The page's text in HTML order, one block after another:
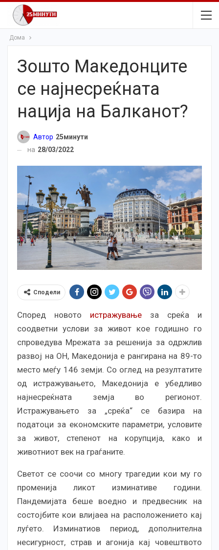
Дома
Зошто Македонците
се најнесреќната
нација на Балканот?
Автор 25минути
на 28/03/2022
Сподели
Според новото истражување за среќа и
соодветни услови за живот кое годишно го
спроведува Мрежата за решенија за одржлив
развој на ОН, Македонија е рангирана на 89-то
место меѓу 146 земји. Со оглед на резултатите
од истражувањето, Македонија е убедливо
најнесреќната земја во регионот.
Истражувањето за „среќа“ се базира на
податоци за економските параметри, условите
за живот, степенот на корупција, како и
животниот век на граѓаните.
Светот се соочи со многу трагедии кои му го
променија ликот изминативе години.
Пандемијата беше воедно и предвесник на
состојбите кои влијаеа на расположението кај
луѓето. Изминатиов период, дополнителна
несигурност, страв и агонија кај човештвото